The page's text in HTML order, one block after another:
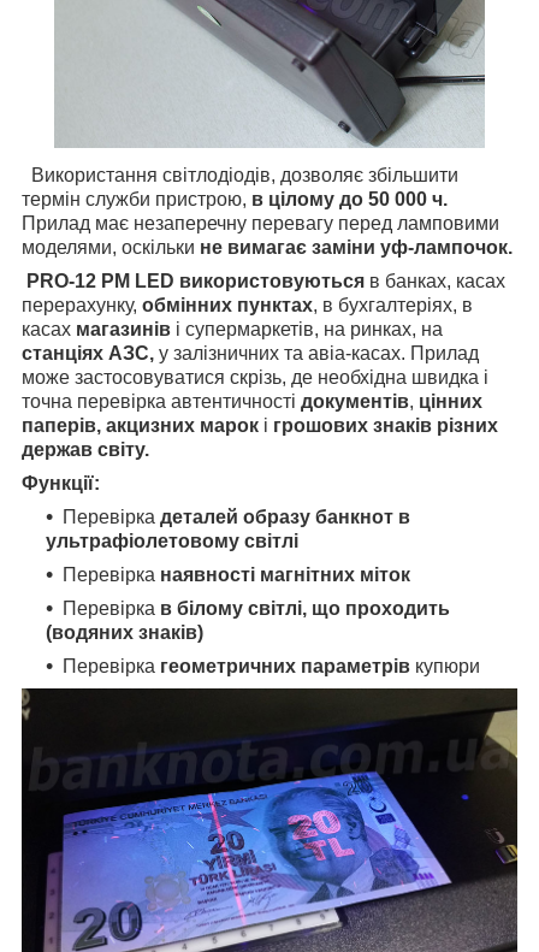
Використання світлодіодів, дозволяє збільшити
термін служби пристрою, в цілому до 50 000 ч.
Прилад має незаперечну перевагу перед ламповими
моделями, оскільки не вимагає заміни уф-лампочок.
PRO-12 PM LED використовуються в банках, касах
перерахунку, обмінних пунктах, в бухгалтеріях, в
касах магазинів і супермаркетів, на ринках, на
станціях АЗС, у залізничних та авіа-касах. Прилад
може застосовуватися скрізь, де необхідна швидка і
точна перевірка автентичності документів, цінних
паперів, акцизних марок і грошових знаків різних
держав світу.
Функції:
Перевірка деталей образу банкнот в
ультрафіолетовому світлі
Перевірка наявності магнітних міток
Перевірка в білому світлі, що проходить
(водяних знаків)
Перевірка геометричних параметрів купюри